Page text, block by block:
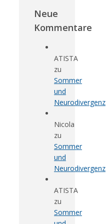
Neue
Kommentare
ATISTA
zu
Sommer
und
Neurodivergenz
Nicola
zu
Sommer
und
Neurodivergenz
ATISTA
zu
Sommer